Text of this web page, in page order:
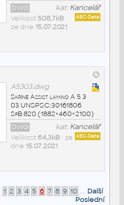
kat:Kancelář
DWG
AEC-Data
Velikost 508,7kB•
ze dne 15.07.2021
A5303.dwg
Skříně Assist lamino A 5 3
03 UNSPSC:30161806
SfB:820 (1882×460×2100)
kat:Kancelář
DWG
AEC-Data
Velikost 64,3kB• ze
dne 15.07.2021
1 2 3 4 5 6 7 8 9 10 ... Další
Poslední